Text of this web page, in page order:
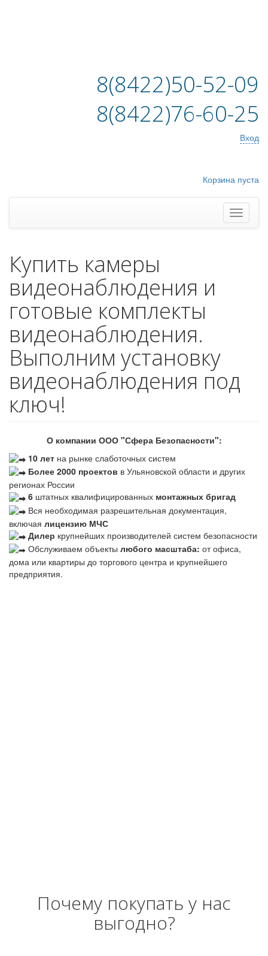
8(8422)50-52-09
8(8422)76-60-25
Вход
Корзина пуста
Купить камеры
видеонаблюдения и
готовые комплекты
видеонаблюдения.
Выполним установку
видеонаблюдения под
ключ!
О компании ООО "Сфера Безопасности":
10 лет на рынке слаботочных систем
Более 2000 проектов в Ульяновской области и других
регионах России
6 штатных квалифицированных монтажных бригад
Вся необходимая разрешительная документация,
включая лицензию МЧС
Дилер крупнейших производителей систем безопасности
Обслуживаем объекты любого масштаба: от офиса,
дома или квартиры до торгового центра и крупнейшего
предприятия.
Почему покупать у нас
выгодно?